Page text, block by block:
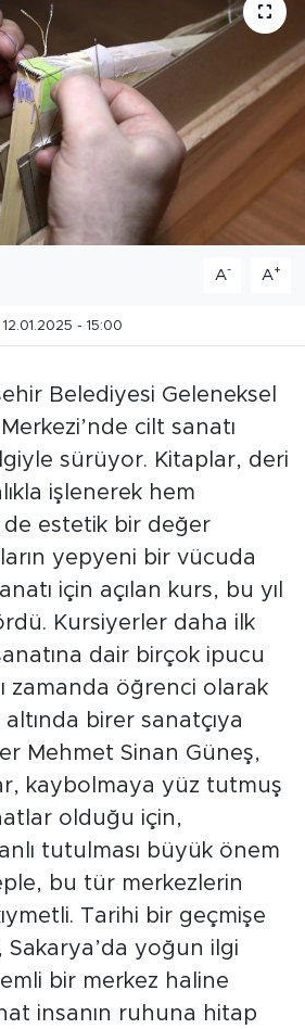
Belediyesi Geleneksel
cilt sanatı
sürüyor. Kitaplar, deri
işlenerek hem
estetik bir değer
yepyeni bir vücuda
için açılan kurs, bu yıl
Kursiyerler daha ilk
dair birçok ipucu
zamanda öğrenci olarak
birer sanatçıya
Mehmet Sinan Güneş,
kaybolmaya yüz tutmuş
olduğu için,
tutulması büyük önem
bu tür merkezlerin
Tarihi bir geçmişe
yoğun ilgi
bir merkez haline